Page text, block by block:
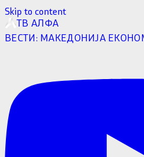
Skip to content
ТВ АЛФА
ВЕСТИ: МАКЕДОНИЈА